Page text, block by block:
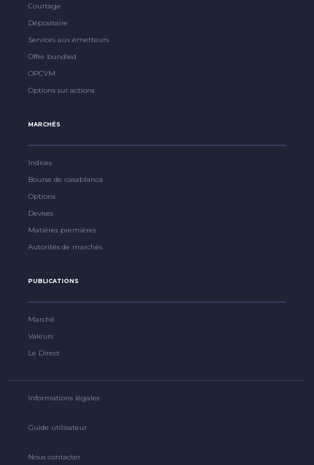
Courtage
Dépositaire
Services aux émetteurs
Offre bundled
OPCVM
Options sur actions
MARCHÉS
Indices
Bourse de casablanca
Options
Devises
Matières premières
Autorités de marchés
PUBLICATIONS
Marché
Valeurs
Le Direct
Informations légales
Guide utilisateur
Nous contacter